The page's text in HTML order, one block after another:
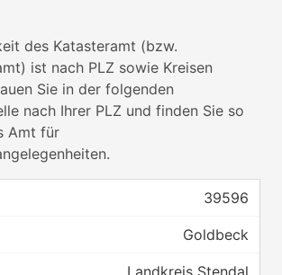
des Katasteramt (bzw.
ist nach PLZ sowie Kreisen
Sie in der folgenden
nach Ihrer PLZ und finden Sie so
Amt für
39596
Goldbeck
Landkreis Stendal